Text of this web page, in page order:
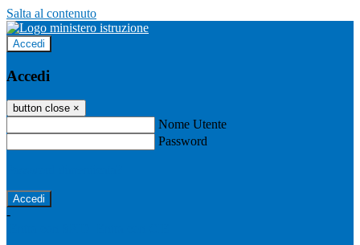
Salta al contenuto
Accedi
Accedi
button close ×
Nome Utente
Password
-